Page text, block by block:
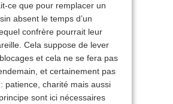
ce que pour remplacer un
absent le temps d’un
confrère pourrait leur
Cela suppose de lever
et cela ne se fera pas
et certainement pas
patience, charité mais aussi
sont ici nécessaires